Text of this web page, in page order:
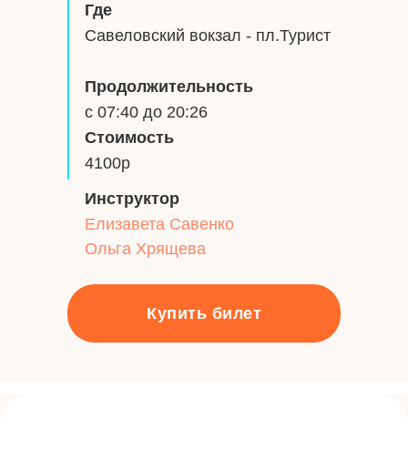
Купить билет
Стоимость
Продолжительность
4100р
Где
с 07:40 до 20:26
Савеловский вокзал - пл.Турист
Инструктор
Елизавета Савенко
Ольга Хрящева